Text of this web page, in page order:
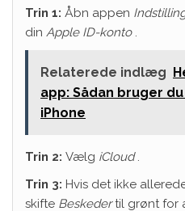
Trin 1: Åbn appen
din Apple ID-konto.
Relaterede indlæg
app: Sådan bruger du
iPhone
Trin 2: Vælg iCloud.
Trin 3: Hvis det ikke
skifte Beskedertil grønt for